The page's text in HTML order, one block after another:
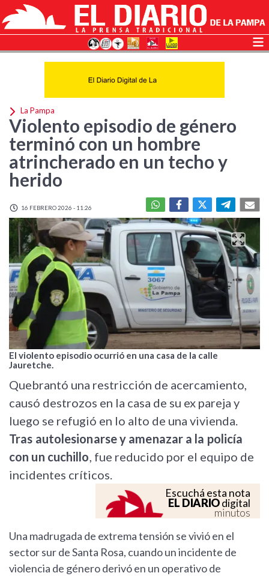
La Pampa
Violento episodio de género
terminó con un hombre
atrincherado en un techo y
herido
16 FEBRERO 2026 - 11:26
El violento episodio ocurrió en una casa de la calle
Jauretche.
Quebrantó una restricción de acercamiento,
causó destrozos en la casa de su ex pareja y
luego se refugió en lo alto de una vivienda.
Tras autolesionarse y amenazar a la policía
con un cuchillo, fue reducido por el equipo de
incidentes críticos.
Escuchá esta nota
EL DIARIOdigital
minutos
Una madrugada de extrema tensión se vivió en el
sector sur de Santa Rosa, cuando un incidente de
violencia de género derivó en un operativo de